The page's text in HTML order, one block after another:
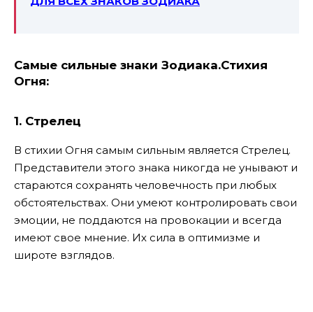
Самые сильные знаки Зодиака.Стихия
Огня:
1. Стрелец
В стихии Огня самым сильным является Стрелец.
Представители этого знака никогда не унывают и
стараются сохранять человечность при любых
обстоятельствах. Они умеют контролировать свои
эмоции, не поддаются на провокации и всегда
имеют свое мнение. Их сила в оптимизме и
широте взглядов.